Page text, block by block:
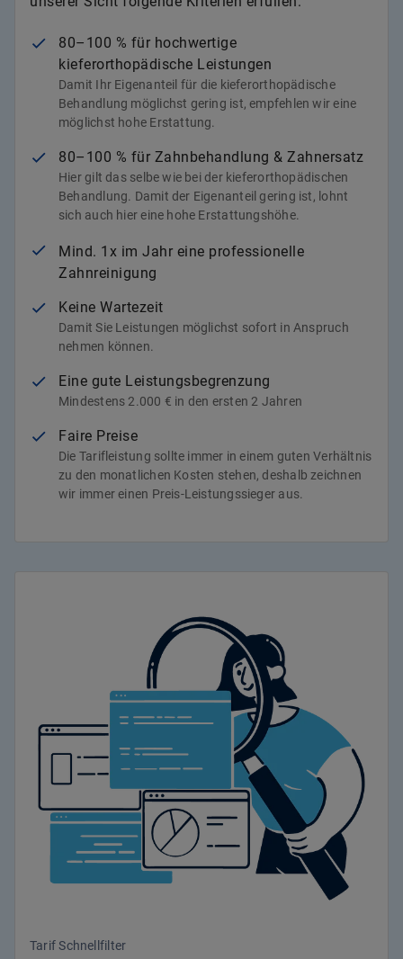
80–100 % für hochwertige
kieferorthopädische Leistungen
Damit Ihr Eigenanteil für die kieferorthopädische
Behandlung möglichst gering ist, empfehlen wir eine
möglichst hohe Erstattung.
80–100 % für Zahnbehandlung & Zahnersatz
Hier gilt das selbe wie bei der kieferorthopädischen
Behandlung. Damit der Eigenanteil gering ist, lohnt
sich auch hier eine hohe Erstattungshöhe.
Mind. 1x im Jahr eine professionelle
Zahnreinigung
Keine Wartezeit
Damit Sie Leistungen möglichst sofort in Anspruch
nehmen können.
Eine gute Leistungsbegrenzung
Mindestens 2.000 € in den ersten 2 Jahren
Faire Preise
Die Tarifleistung sollte immer in einem guten Verhältnis
zu den monatlichen Kosten stehen, deshalb zeichnen
wir immer einen Preis-Leistungssieger aus.
Tarif Schnellfilter